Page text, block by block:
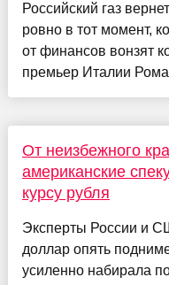
Российский газ
ровно в тот момент,
от финансов вонзят
премьер Италии
От неизбежного
американские
курсу рубля
Эксперты России и
доллар опять
усиленно набирала